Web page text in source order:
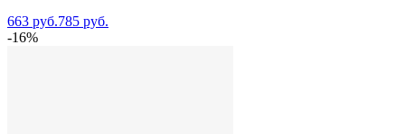
663 руб.785 руб.
-16%